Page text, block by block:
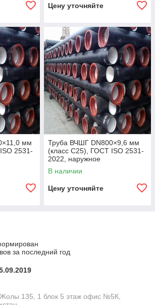
Цену уточняйте
мм
2531-
Труба ВЧШГ DN800×9,6 мм
(класс C25), ГОСТ ISO 2531-
2022, наружное
полиуретановое покрытие,
внутреннее цементно-
В наличии
Цену уточняйте
за последний год
135, 1 блок 5 этаж офис №5К,